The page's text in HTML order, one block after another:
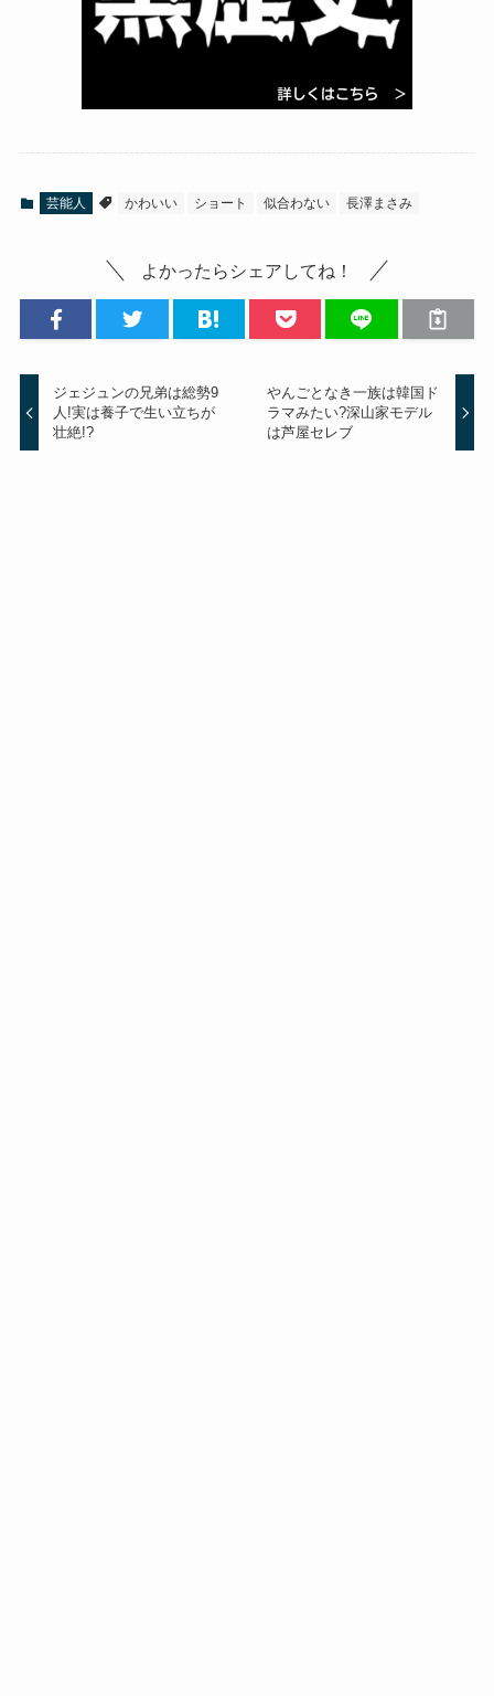
芸能人 かわいい ショート 似合わない 長澤まさみ
よかったらシェアしてね！
ジェジュンの兄弟は総勢9
人!実は養子で生い立ちが
壮絶!?
やんごとなき一族は韓国ド
ラマみたい?深山家モデル
は芦屋セレブ